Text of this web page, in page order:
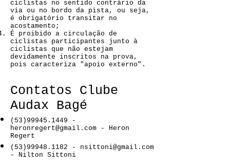
ciclistas no sentido contrário da
via ou no bordo da pista, ou seja,
é obrigatório transitar no
acostamento;
É proibido a circulação de
ciclistas participantes junto à
ciclistas que não estejam
devidamente inscritos na prova,
pois caracteriza "apoio externo".
Contatos Clube
Audax Bagé
(53)99945.1449 -
heronregert@gmail.com - Heron
Regert
(53)99948.1182 - nsittoni@gmail.com
- Nilton Sittoni